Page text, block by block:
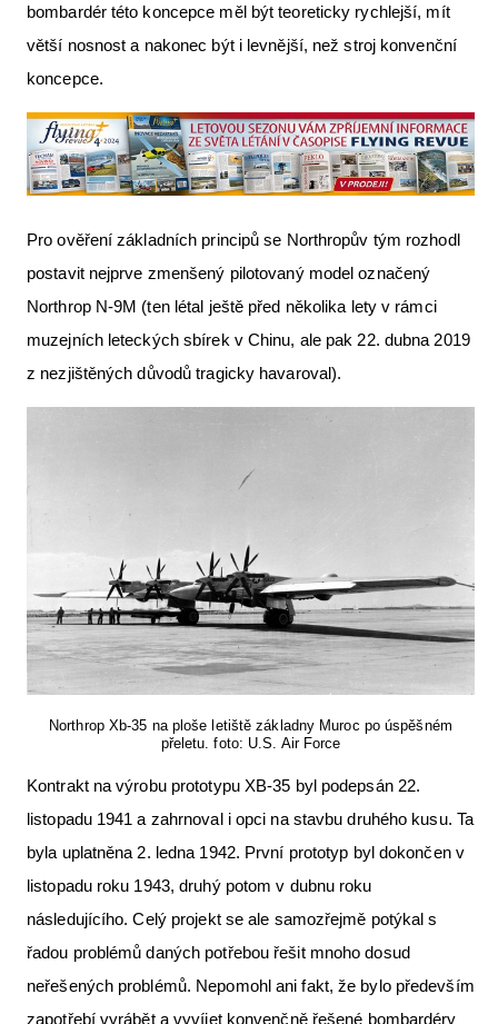
bombardér této koncepce měl být teoreticky rychlejší, mít
větší nosnost a nakonec být i levnější, než stroj konvenční
koncepce.
Pro ověření základních principů se Northropův tým rozhodl
postavit nejprve zmenšený pilotovaný model označený
Northrop N-9M (ten létal ještě před několika lety v rámci
muzejních leteckých sbírek v Chinu, ale pak 22. dubna 2019
z nezjištěných důvodů tragicky havaroval).
Northrop Xb-35 na ploše letiště základny Muroc po úspěšném
přeletu. foto: U.S. Air Force
Kontrakt na výrobu prototypu XB-35 byl podepsán 22.
listopadu 1941 a zahrnoval i opci na stavbu druhého kusu. Ta
byla uplatněna 2. ledna 1942. První prototyp byl dokončen v
listopadu roku 1943, druhý potom v dubnu roku
následujícího. Celý projekt se ale samozřejmě potýkal s
řadou problémů daných potřebou řešit mnoho dosud
neřešených problémů. Nepomohl ani fakt, že bylo především
zapotřebí vyrábět a vyvíjet konvenčně řešené bombardéry